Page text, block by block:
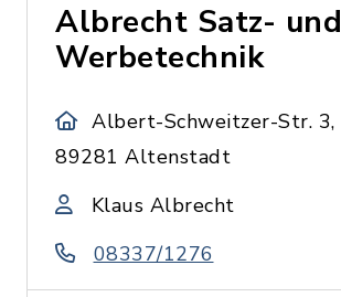
Albrecht Satz- und
Werbetechnik
Albert-Schweitzer-Str. 3,
89281 Altenstadt
Klaus Albrecht
08337/1276